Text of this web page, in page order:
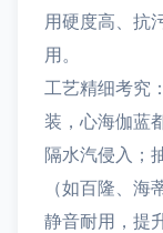
用硬度高、抗
用。
工艺精细考究
装，心海伽蓝
隔水汽侵入；
（如百隆、海
静音耐用，提